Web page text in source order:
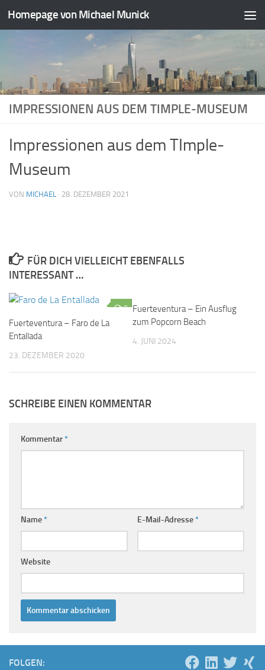
Zum Inhalt springen
Homepage von Michael Munick
IMPRESSIONEN AUS DEM TIMPLE-MUSEUM
Impressionen aus dem TImple-
Museum
VON MICHAEL · 28. DEZEMBER 2021
FÜR DICH VIELLEICHT EBENFALLS
INTERESSANT …
0
Fuerteventura – Faro de La
Entallada
23. DEZEMBER 2020
Fuerteventura – Ein Ausflug
zum Popcorn Beach
4. JUNI 2024
SCHREIBE EINEN KOMMENTAR
Kommentar*
Name* E-Mail-Adresse*
Website
FOLGEN: